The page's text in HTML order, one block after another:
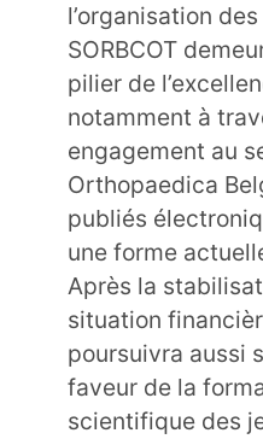
l’organisation
SORBCOT
pilier de
notamment à
engagement au
Orthopaedica
publiés
une forme
Après la
situation
poursuivra aussi
faveur de la
scientifique des